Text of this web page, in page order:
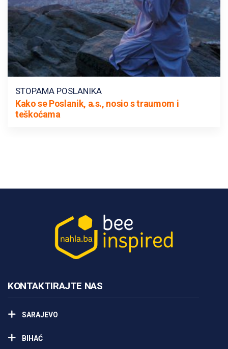
STOPAMA POSLANIKA
Kako se Poslanik, a.s., nosio s traumom i
teškoćama
KONTAKTIRAJTE NAS
SARAJEVO
BIHAĆ